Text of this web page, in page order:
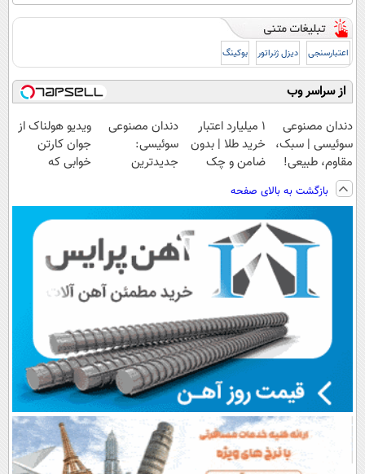
اعتبارسنجی دیزل ژنراتور بوکینگ
از سراسر وب
دندان مصنوعی
سوئیسی | سبک،
مقاوم، طبیعی!
ویزیت
رایگان+پرداخت
اقساطی😍
۱ میلیارد اعتبار
خرید طلا | بدون
ضامن و چک
دندان مصنوعی
سوئیسی:
جدیدترین
پرداخت قسطی
ویدیو هولناک از
جوان کارتن
خوابی که
بازگشت به بالای صفحه